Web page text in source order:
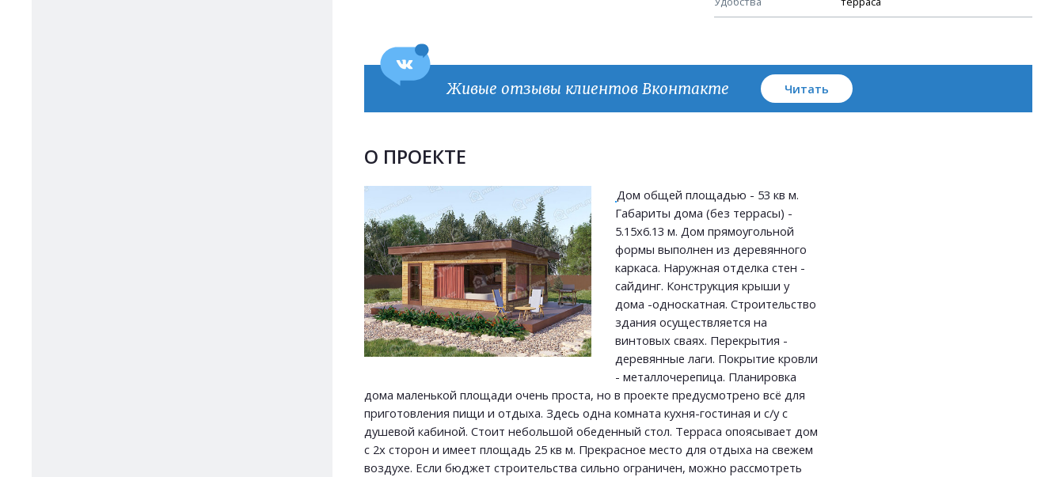
План кровли
Живые отзывы клиентов Вконтакте Читать
О ПРОЕКТЕ
Дом общей площадью - 53 кв м.
Габариты дома (без террасы) -
5.15х6.13 м. Дом прямоугольной
формы выполнен из деревянного
каркаса. Наружная отделка стен -
сайдинг. Конструкция крыши у
дома -односкатная. Строительство
здания осуществляется на
винтовых сваях. Перекрытия -
деревянные лаги. Покрытие кровли
- металлочерепица. Планировка
дома маленькой площади очень проста, но в проекте предусмотрено всё для
приготовления пищи и отдыха. Здесь одна комната кухня-гостиная и с/у с
душевой кабиной. Стоит небольшой обеденный стол. Терраса опоясывает дом
с 2х сторон и имеет площадь 25 кв м. Прекрасное место для отдыха на свежем
воздухе. Если бюджет строительства сильно ограничен, можно рассмотреть
Прикрепить файл
Согласен на обработку персональных данных
ОТПРАВИТЬ
Прикрепить файл
Согласен на обработку персональных данных
This site is protected by reCAPTCHA and the GooglePrivacy Policy andTerms of Service
apply.
ОТПРАВИТЬ